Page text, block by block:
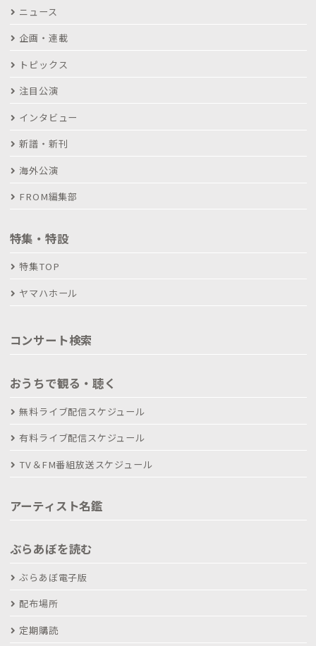
ニュース
企画・連載
トピックス
注目公演
インタビュー
新譜・新刊
海外公演
FROM編集部
特集・特設
特集TOP
ヤマハホール
コンサート検索
おうちで観る・聴く
無料ライブ配信スケジュール
有料ライブ配信スケジュール
TV＆FM番組放送スケジュール
アーティスト名鑑
ぶらあぼを読む
ぶらあぼ電子版
配布場所
定期購読